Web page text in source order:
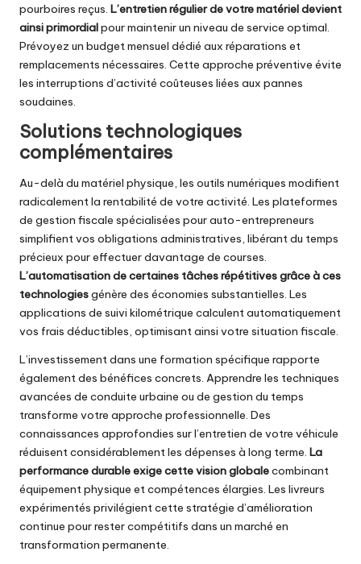
pourboires reçus. L’entretien régulier de votre matériel devient
ainsi primordialpour maintenir un niveau de service optimal.
Prévoyez un budget mensuel dédié aux réparations et
remplacements nécessaires. Cette approche préventive évite
les interruptions d’activité coûteuses liées aux pannes
soudaines.
Solutions technologiques
complémentaires
Au-delà du matériel physique, les outils numériques modifient
radicalement la rentabilité de votre activité. Les plateformes
de gestion fiscale spécialisées pour auto-entrepreneurs
simplifient vos obligations administratives, libérant du temps
précieux pour effectuer davantage de courses.
L’automatisation de certaines tâches répétitives grâce à ces
technologiesgénère des économies substantielles. Les
applications de suivi kilométrique calculent automatiquement
vos frais déductibles, optimisant ainsi votre situation fiscale.
L’investissement dans une formation spécifique rapporte
également des bénéfices concrets. Apprendre les techniques
avancées de conduite urbaine ou de gestion du temps
transforme votre approche professionnelle. Des
connaissances approfondies sur l’entretien de votre véhicule
réduisent considérablement les dépenses à long terme. La
performance durable exige cette vision globalecombinant
équipement physique et compétences élargies. Les livreurs
expérimentés privilégient cette stratégie d’amélioration
continue pour rester compétitifs dans un marché en
transformation permanente.